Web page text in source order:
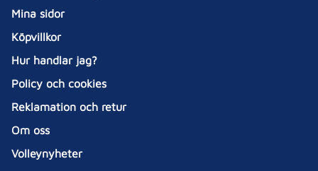
Mina sidor
Köpvillkor
Hur handlar jag?
Policy och cookies
Reklamation och retur
Om oss
Volleynyheter